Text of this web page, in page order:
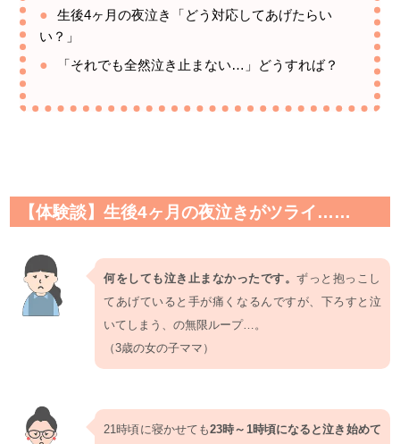
生後4ヶ月の夜泣き「どう対応してあげたらい
い？」
「それでも全然泣き止まない…」どうすれば？
【体験談】生後4ヶ月の夜泣きがツライ……
何をしても泣き止まなかったです。ずっと抱っこし
てあげていると手が痛くなるんですが、下ろすと泣
いてしまう、の無限ループ…。
（3歳の女の子ママ）
21時頃に寝かせても23時～1時頃になると泣き始めて